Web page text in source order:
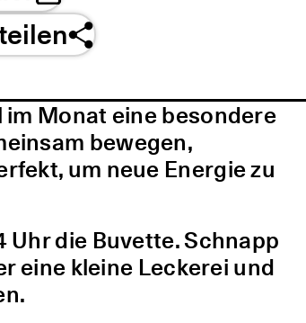
im Monat eine besondere
bewegen,
um neue Energie zu
Uhr die Buvette. Schnapp
eine kleine Leckerei und